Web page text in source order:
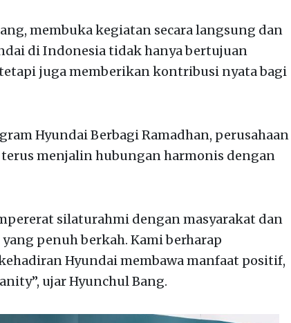
membuka kegiatan secara langsung dan
di Indonesia tidak hanya bertujuan
juga memberikan kontribusi nyata bagi
Hyundai Berbagi Ramadhan, perusahaan
menjalin hubungan harmonis dengan
silaturahmi dengan masyarakat dan
penuh berkah. Kami berharap
Hyundai membawa manfaat positif,
ujar Hyunchul Bang.